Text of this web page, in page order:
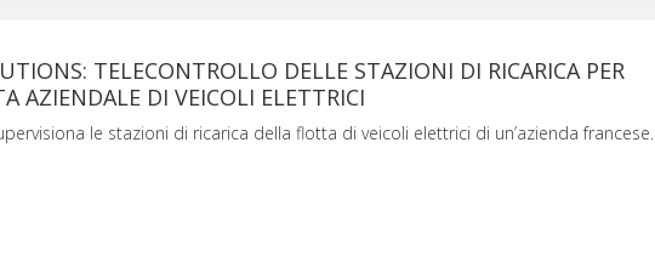
TELECONTROLLO DELLE STAZIONI DI RICARICA PER
AZIENDALE DI VEICOLI ELETTRICI
le stazioni di ricarica della flotta di veicoli elettrici di un’azienda francese.